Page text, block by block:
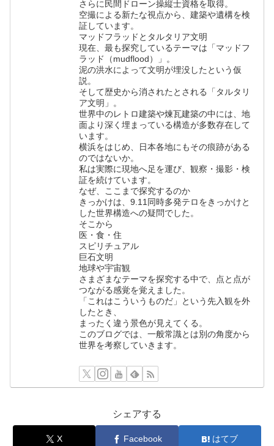
さらに民間ドローン操縦士資格を取得。
空撮による新たな視点から、建築や遺構を検
証しています。
マッドフラッドとタルタリア文明
現在、最も探究しているテーマは「マッドフ
ラッド（mudflood）」。
泥の洪水によって文明が埋没したという仮
説。
そして歴史から消されたとされる「タルタリ
ア文明」。
世界中のレトロ建築や煉瓦建築の中には、地
面より深く埋まっている構造が多数存在して
います。
横浜をはじめ、日本各地にもその痕跡がある
のではないか。
私は実際に現地へ足を運び、観察・撮影・検
証を続けています。
なぜ、ここまで探究するのか
きっかけは、9.11同時多発テロをきっかけと
した世界構造への疑問でした。
そこから
医・食・住
スピリチュアル
巨石文明
地球や宇宙観
さまざまなテーマを探究する中で、点と点が
つながる感覚を覚えました。
「これはこういうものだ」という先入観を外
したとき、
まったく違う景色が見えてくる。
このブログでは、一般常識とは別の角度から
世界を考察していきます。
シェアする
X Facebook はてブ